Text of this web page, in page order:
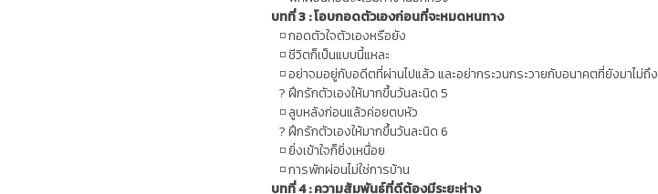
บทที่ 3 : โอบกอดตัวเองก่อนที่จะหมดหนทาง
◽ กอดตัวใจตัวเองหรือยัง
◽ ชีวิตก็เป็นแบบนี้แหละ
◽ อย่าจมอยู่กับอดีตที่ผ่านไปแล้ว และอย่ากระวนกระวายกับอนาคตที่ยังมาไม่ถึง
? ฝึกรักตัวเองให้มากขึ้นวันละนิด 5
◽ ลูบหลังก่อนแล้วค่อยตบหัว
? ฝึกรักตัวเองให้มากขึ้นวันละนิด 6
◽ ยิ่งเข้าใจก็ยิ่งเหนื่อย
◽ การพักผ่อนไม่ใช่การบ้าน
บทที่ 4 : ความสัมพันธ์ที่ดีต้องมีระยะห่าง